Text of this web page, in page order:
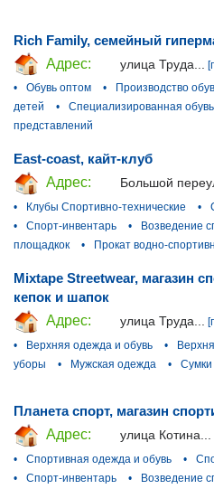
Rich Family, семейный
Адрес:
улица Труда...
•
Обувь оптом • Производство
детей
• Специализированная обувь
представлений
East-coast, кайт-клуб
Адрес:
Большой
•
Клубы Спортивно-технические •
•
Спорт-инвентарь •
Возведение
площадкок
• Прокат водно-
Mixtape Streetwear, магазин
кепок и шапок
Адрес:
улица Труда...
•
Верхняя одежда и обувь •
уборы
• Мужская одежда • Сумки
Планета спорт, магазин
Адрес:
улица Котина...
•
Спортивная одежда и обувь •
•
Спорт-инвентарь •
Возведение